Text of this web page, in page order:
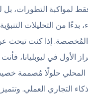
التطورات، بل
التنبؤية
إذا كنت تبحث عن
في ليوبليانا، فأنت
حلولًا مُصممة خصيصًا
العملي. وتتميز هذه